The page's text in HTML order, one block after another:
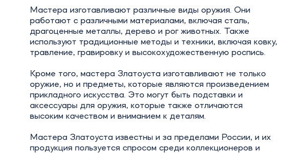
Мастера изготавливают различные виды оружия. Они
работают с различными материалами, включая сталь,
драгоценные металлы, дерево и рог животных. Также
используют традиционные методы и техники, включая ковку,
травление, гравировку и высокохудожественную роспись.
Кроме того, мастера Златоуста изготавливают не только
оружие, но и предметы, которые являются произведением
прикладного искусства. Это могут быть подставки и
аксессуары для оружия, которые также отличаются
высоким качеством и вниманием к деталям.
Мастера Златоуста известны и за пределами России, и их
продукция пользуется спросом среди коллекционеров и